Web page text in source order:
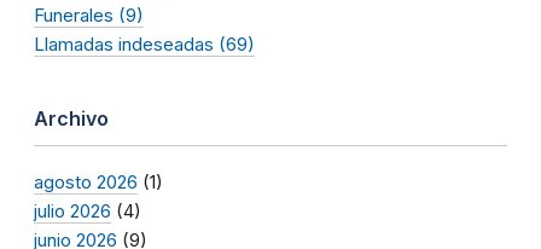
Funerales (9)
Llamadas indeseadas (69)
Archivo
agosto 2026 (1)
julio 2026 (4)
junio 2026 (9)